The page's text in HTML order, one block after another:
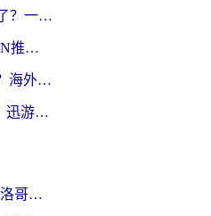
归雁加速器为什么用不了了？一位海外游子的真实困惑与技术解答
海外党必看：回国免费VPN推荐？别踩坑！教你选对加速器无缝刷国内资源
ChickCN和GoLink好用吗？海外党如何选对回国加速器
海外玩国内手游卡成PPT？迅游和奇游手游哪个好？一篇讲透回国加速器怎么选
在国外看世界杯法国VS摩洛哥地区限制？这篇指南让你流畅看中文解说无压力